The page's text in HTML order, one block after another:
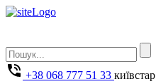
+38 068 777 51 33 київстар